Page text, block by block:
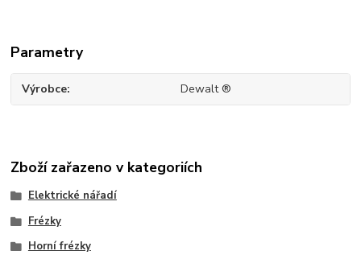
Parametry
Výrobce Dewalt ®
Zboží zařazeno v kategoriích
Elektrické nářadí
Frézky
Horní frézky